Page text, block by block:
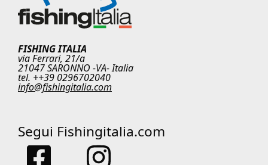
FISHING ITALIA
via Ferrari, 21/a
21047 SARONNO -VA- Italia
tel. ++39 0296702040
info@fishingitalia.com
Segui Fishingitalia.com